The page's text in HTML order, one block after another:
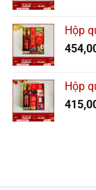
Hộp
Hộp